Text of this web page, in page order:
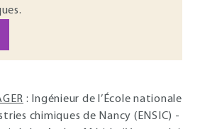
: Ingénieur de l’École nationale
chimiques de Nancy (ENSIC) -